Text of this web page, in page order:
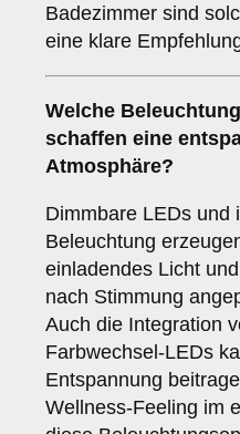
Badezimmer sind
eine klare
Welche
schaffen eine
Atmosphäre?
Dimmbare LEDs und
Beleuchtung
einladendes Licht
nach Stimmung
Auch die Integration
Farbwechsel-LEDs
Entspannung
Wellness-Feeling im